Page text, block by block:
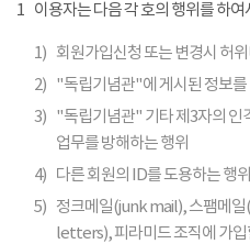
1 이용자는 다음 각 호의 행위를 하여
1) 회원가입신청 또는 변경시 허
2) "독립기념관"에 게시된 정보를
3) "독립기념관" 기타 제3자의 인
업무를 방해하는 행위
4) 다른 회원의 ID를 도용하는 행위
5) 정크메일(junk mail), 스팸메
letters), 피라미드 조직에 가입